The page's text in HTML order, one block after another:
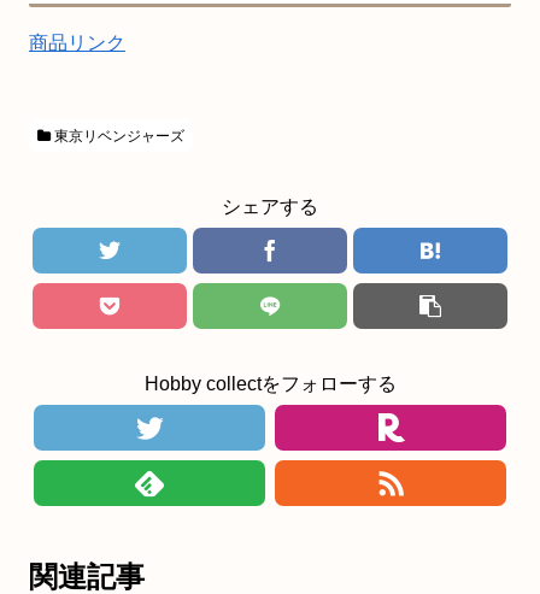
商品リンク
東京リベンジャーズ
シェアする
Hobby collectをフォローする
関連記事